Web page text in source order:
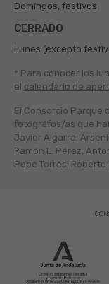
Domingos, festivos
CERRADO
Lunes (excepto
* Para conocer los
el calendario de
El Consorcio Parque
fotógráfos/as que
Javier Algarra;
Ramón L. Pérez;
Pepe Torres;